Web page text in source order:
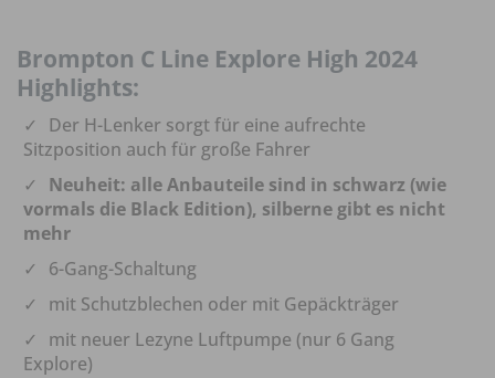
Brompton C Line Explore High 2024
Highlights:
Der H-Lenker sorgt für eine aufrechte
Sitzposition auch für große Fahrer
Neuheit: alle Anbauteile sind in schwarz (wie
vormals die Black Edition), silberne gibt es nicht
mehr
6-Gang-Schaltung
mit Schutzblechen oder mit Gepäckträger
mit neuer Lezyne Luftpumpe (nur 6 Gang
Explore)